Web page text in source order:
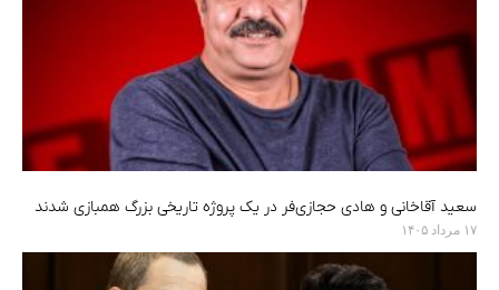
سعید آقاخانی و هادی حجازی‌فر در یک پروژه تاریخی بزرگ همبازی شدند
۱۷ مرداد ۱۴۰۵